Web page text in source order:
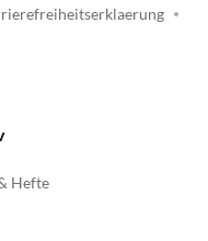
Hefte